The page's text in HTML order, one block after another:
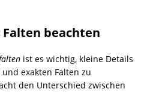
beachten
ist es wichtig, kleine Details
exakten Falten zu
den Unterschied zwischen